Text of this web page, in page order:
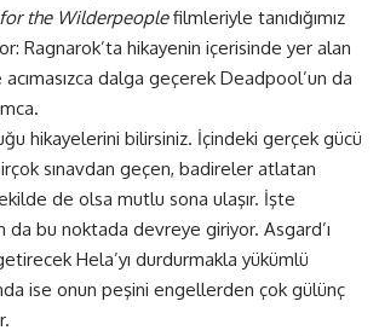
the Wilderpeoplefilmleriyle tanıdığımız
Ragnarok’ta hikayenin içerisinde yer alan
dalga geçerek Deadpool’un da
hikayelerini bilirsiniz. İçindeki gerçek gücü
sınavdan geçen, badireler atlatan
de olsa mutlu sona ulaşır. İşte
da bu noktada devreye giriyor. Asgard’ı
Hela’yı durdurmakla yükümlü
ise onun peşini engellerden çok gülünç